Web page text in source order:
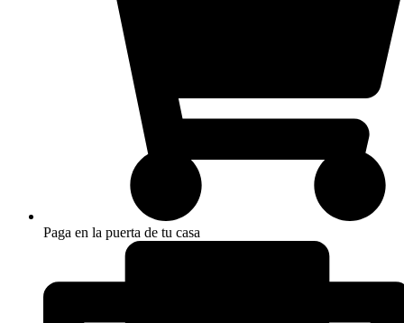
Paga en la puerta de tu casa